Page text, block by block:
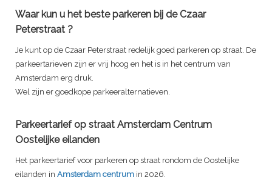
Waar kun u het beste parkeren bij deCzaar
Peterstraat ?
Je kunt op de Czaar Peterstraat redelijk goed parkeren op straat. De
parkeertarieven zijn er vrij hoog en het is in het centrum van
Amsterdam erg druk.
Wel zijn er goedkope parkeeralternatieven.
Parkeertarief op straat Amsterdam Centrum
Oostelijke eilanden
Het parkeertarief voor parkeren op straat rondom de Oostelijke
eilanden in Amsterdam centrum in 2026.